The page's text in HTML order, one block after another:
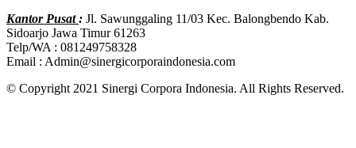
Kantor Pusat: Jl. Sawunggaling 11/03 Kec. Balongbendo Kab.
Sidoarjo Jawa Timur 61263
Telp/WA : 081249758328
Email : Admin@sinergicorporaindonesia.com
© Copyright 2021 Sinergi Corpora Indonesia. All Rights Reserved.